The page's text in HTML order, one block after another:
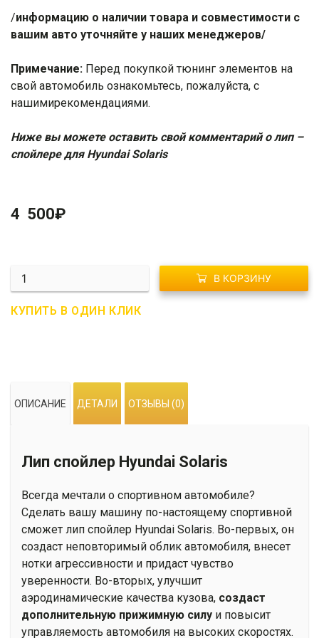
/информацию о наличии товара и совместимости с
вашим авто уточняйте у наших менеджеров/
Примечание: Перед покупкой тюнинг элементов на
свой автомобиль ознакомьтесь, пожалуйста, с
нашимирекомендациями.
Ниже вы можете оставить свой комментарий о лип –
спойлере для Hyundai Solaris
4 500₽
Количество
R01-
0278
В КОРЗИНУ
КУПИТЬ В ОДИН КЛИК
ОПИСАНИЕ ДЕТАЛИ ОТЗЫВЫ (0)
Лип cпойлер Hyundai Solaris
Всегда мечтали о спортивном автомобиле?
Сделать вашу машину по-настоящему спортивной
сможет лип спойлер Hyundai Solaris. Во-первых, он
создаст неповторимый облик автомобиля, внесет
нотки агрессивности и придаст чувство
уверенности. Во-вторых, улучшит
аэродинамические качества кузова, создаст
дополнительную прижимную силу и повысит
управляемость автомобиля на высоких скоростях.